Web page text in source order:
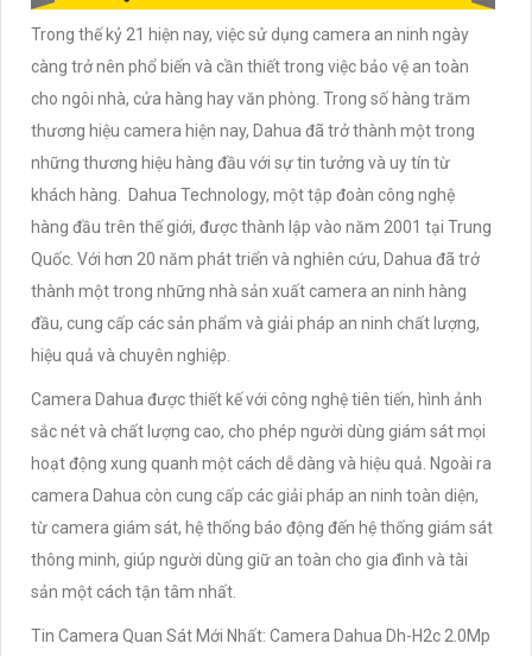
Trong thế kỷ 21 hiện nay, việc sử dụng camera an ninh ngày
càng trở nên phổ biến và cần thiết trong việc bảo vệ an toàn
cho ngôi nhà, cửa hàng hay văn phòng. Trong số hàng trăm
thương hiệu camera hiện nay, Dahua đã trở thành một trong
những thương hiệu hàng đầu với sự tin tưởng và uy tín từ
khách hàng. Dahua Technology, một tập đoàn công nghệ
hàng đầu trên thế giới, được thành lập vào năm 2001 tại Trung
Quốc. Với hơn 20 năm phát triển và nghiên cứu, Dahua đã trở
thành một trong những nhà sản xuất camera an ninh hàng
đầu, cung cấp các sản phẩm và giải pháp an ninh chất lượng,
hiệu quả và chuyên nghiệp.
Camera Dahua được thiết kế với công nghệ tiên tiến, hình ảnh
sắc nét và chất lượng cao, cho phép người dùng giám sát mọi
hoạt động xung quanh một cách dễ dàng và hiệu quả. Ngoài ra
camera Dahua còn cung cấp các giải pháp an ninh toàn diện,
từ camera giám sát, hệ thống báo động đến hệ thống giám sát
thông minh, giúp người dùng giữ an toàn cho gia đình và tài
sản một cách tận tâm nhất.
Tin Camera Quan Sát Mới Nhất: Camera Dahua Dh-H2c 2.0Mp